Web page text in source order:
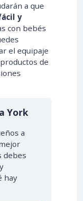
a que
y
con bebés
el equipaje
de
York
a
debes
hay